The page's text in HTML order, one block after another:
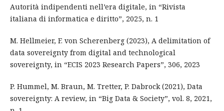
Autorità indipendenti nell’era digitale, in “Rivista
italiana di informatica e diritto”, 2025, n. 1
M. Hellmeier, F. von Scherenberg (2023), A delimitation of
data sovereignty from digital and technological
sovereignty, in “ECIS 2023 Research Papers”, 306, 2023
P. Hummel, M. Braun, M. Tretter, P. Dabrock (2021), Data
sovereignty: A review, in “Big Data & Society”, vol. 8, 2021,